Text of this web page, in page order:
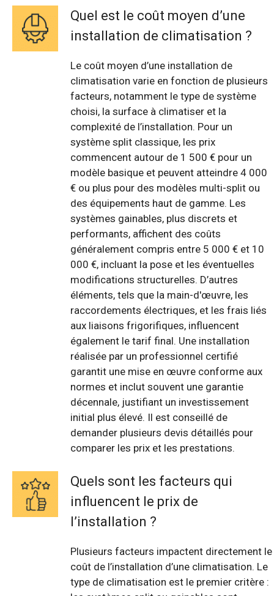
Quel est le coût moyen d’une
installation de climatisation ?
Le coût moyen d’une installation de
climatisation varie en fonction de plusieurs
facteurs, notamment le type de système
choisi, la surface à climatiser et la
complexité de l’installation. Pour un
système split classique, les prix
commencent autour de 1 500 € pour un
modèle basique et peuvent atteindre 4 000
€ ou plus pour des modèles multi-split ou
des équipements haut de gamme. Les
systèmes gainables, plus discrets et
performants, affichent des coûts
généralement compris entre 5 000 € et 10
000 €, incluant la pose et les éventuelles
modifications structurelles. D’autres
éléments, tels que la main-d'œuvre, les
raccordements électriques, et les frais liés
aux liaisons frigorifiques, influencent
également le tarif final. Une installation
réalisée par un professionnel certifié
garantit une mise en œuvre conforme aux
normes et inclut souvent une garantie
décennale, justifiant un investissement
initial plus élevé. Il est conseillé de
demander plusieurs devis détaillés pour
comparer les prix et les prestations.
Quels sont les facteurs qui
influencent le prix de
l’installation ?
Plusieurs facteurs impactent directement le
coût de l’installation d’une climatisation. Le
type de climatisation est le premier critère :